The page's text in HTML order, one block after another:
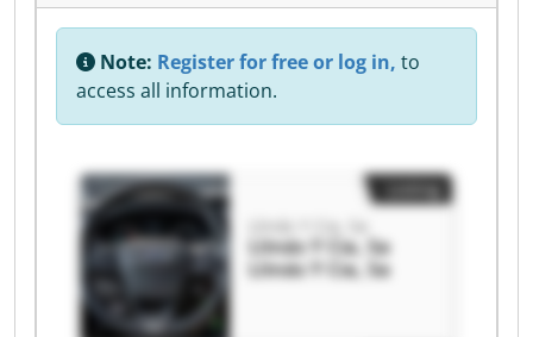
Note: Register for free or log in, to
access all information.
Llinás Y Cia, Sa
Llinás Y Cia, Sa
Llinás Y Cia, Sa